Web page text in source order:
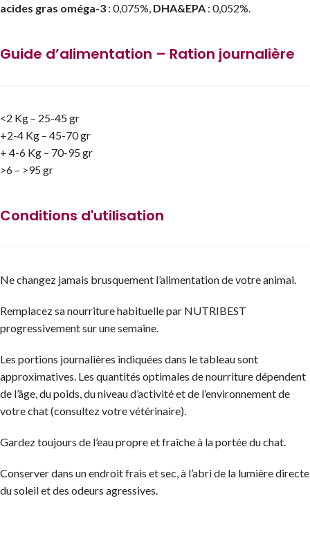
acides gras oméga-3 : 0,075%, DHA&EPA : 0,052%.
Guide d’alimentation – Ration journalière
<2 Kg – 25-45 gr
+2-4 Kg – 45-70 gr
+ 4-6 Kg – 70-95 gr
>6 – >95 gr
Conditions d'utilisation
Ne changez jamais brusquement l’alimentation de votre animal.
Remplacez sa nourriture habituelle par NUTRIBEST
progressivement sur une semaine.
Les portions journalières indiquées dans le tableau sont
approximatives. Les quantités optimales de nourriture dépendent
de l’âge, du poids, du niveau d’activité et de l’environnement de
votre chat (consultez votre vétérinaire).
Gardez toujours de l’eau propre et fraîche à la portée du chat.
Conserver dans un endroit frais et sec, à l’abri de la lumière directe
du soleil et des odeurs agressives.